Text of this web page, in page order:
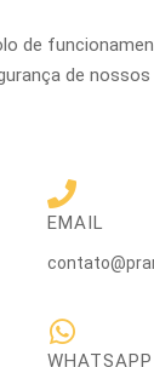
de
de nossos
EMAIL
WHATSAPP